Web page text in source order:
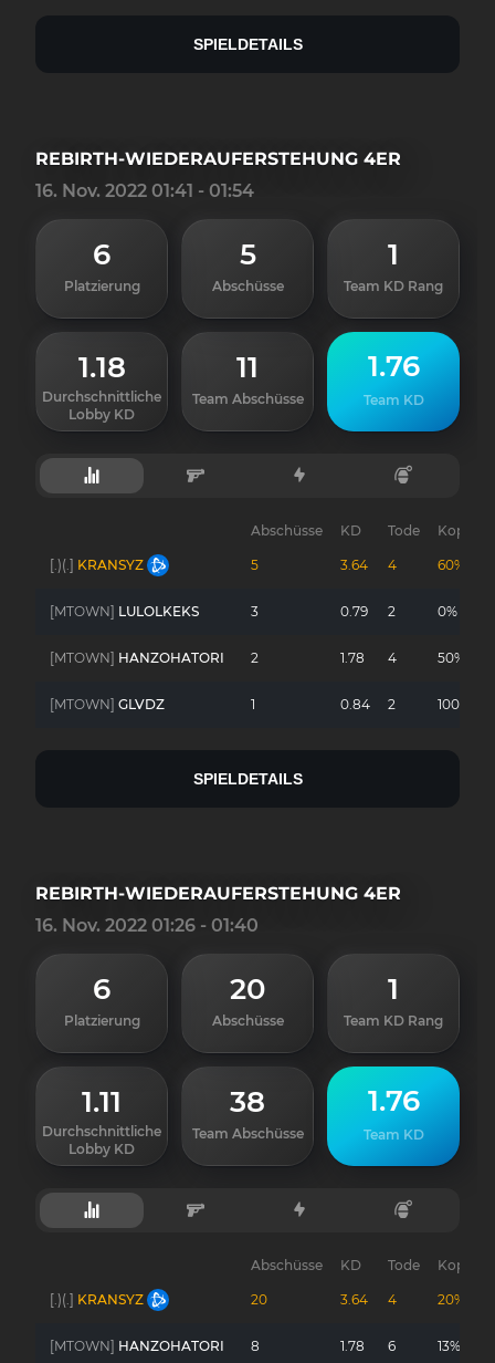
SPIELDETAILS
6
Platzierung
5
Abschüsse
1
Team KD Rang
1.18
Durchschnittliche
Lobby KD
11
Team Abschüsse
1.76
Team KD
REBIRTH-WIEDERAUFERSTEHUNG 4ER
16. Nov. 2022 01:41 - 01:54
Abschüsse KD Tode
[.)(.] KRANSYZ 5 3.64 4 60%
[MTOWN] LULOLKEKS 3 0.79 2 0%
[MTOWN] HANZOHATORI 2 1.78 4 50%
[MTOWN] GLVDZ 1 0.84 2 100%
SPIELDETAILS
6
Platzierung
20
Abschüsse
1
Team KD Rang
1.11
Durchschnittliche
Lobby KD
38
Team Abschüsse
1.76
Team KD
REBIRTH-WIEDERAUFERSTEHUNG 4ER
16. Nov. 2022 01:26 - 01:40
Abschüsse KD Tode
[.)(.] KRANSYZ 20 3.64 4 20%
[MTOWN] HANZOHATORI 8 1.78 6 13%